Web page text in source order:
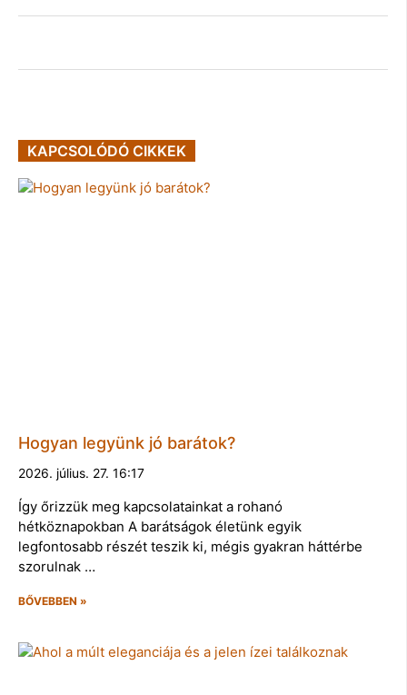
KAPCSOLÓDÓ CIKKEK
Hogyan legyünk jó barátok?
2026. július. 27. 16:17
Így őrizzük meg kapcsolatainkat a rohanó
hétköznapokban A barátságok életünk egyik
legfontosabb részét teszik ki, mégis gyakran háttérbe
szorulnak …
BŐVEBBEN »